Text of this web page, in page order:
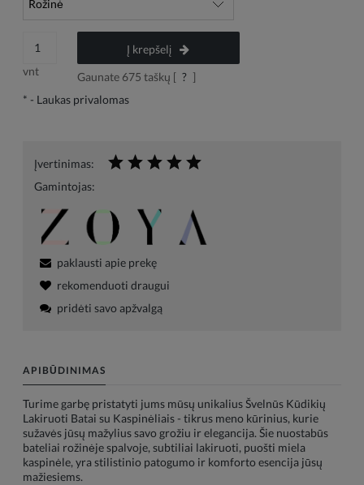
vnt
Į krepšelį
Gaunate 675 taškų [ ? ]
* - Laukas privalomas
Įvertinimas:
Gamintojas:
paklausti apie prekę
rekomenduoti draugui
pridėti savo apžvalgą
APIBŪDINIMAS
Turime garbę pristatyti jums mūsų unikalius Švelnūs Kūdikių
Lakiruoti Batai su Kaspinėliais - tikrus meno kūrinius, kurie
sužavės jūsų mažylius savo grožiu ir elegancija. Šie nuostabūs
bateliai rožinėje spalvoje, subtiliai lakiruoti, puošti miela
kaspinėle, yra stilistinio patogumo ir komforto esencija jūsų
mažiesiems.